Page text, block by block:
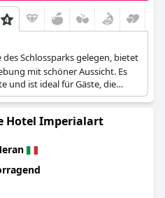
des Schlossparks gelegen, bietet
mit schöner Aussicht. Es
und ist ideal für Gäste, die
Hotel verbindet eine günstige
Hotel Imperialart